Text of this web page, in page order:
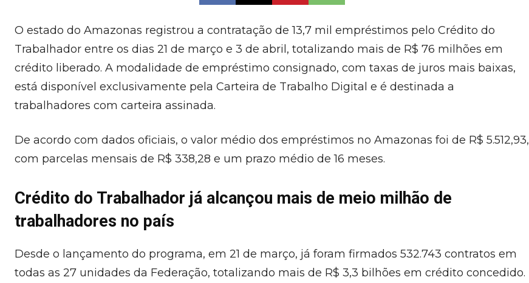
O estado do Amazonas registrou a contratação de 13,7 mil empréstimos pelo Crédito do
Trabalhador entre os dias 21 de março e 3 de abril, totalizando mais de R$ 76 milhões em
crédito liberado. A modalidade de empréstimo consignado, com taxas de juros mais baixas,
está disponível exclusivamente pela Carteira de Trabalho Digital e é destinada a
trabalhadores com carteira assinada.
De acordo com dados oficiais, o valor médio dos empréstimos no Amazonas foi de R$ 5.512,93,
com parcelas mensais de R$ 338,28 e um prazo médio de 16 meses.
Crédito do Trabalhador já alcançou mais de meio milhão de
trabalhadores no país
Desde o lançamento do programa, em 21 de março, já foram firmados 532.743 contratos em
todas as 27 unidades da Federação, totalizando mais de R$ 3,3 bilhões em crédito concedido.